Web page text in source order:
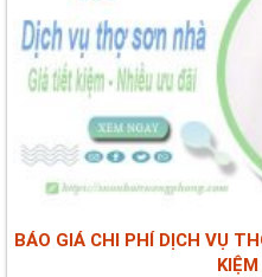
BÁO GIÁ CHI PHÍ DỊCH VỤ
KIỆM